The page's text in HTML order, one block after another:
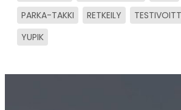
PARKA-TAKKI
RETKEILY
YUPIK